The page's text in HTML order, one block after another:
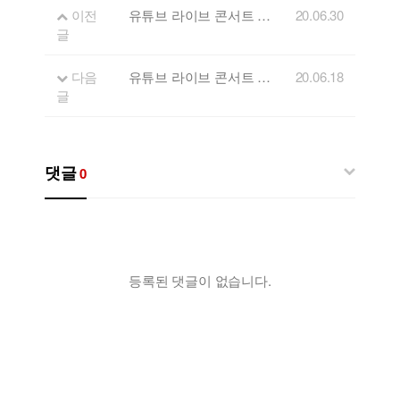
이전
글
유튜브 라이브 콘서트 'FLL' 두번째 게스트 - 모던다락방 20.06.30
다음
글
유튜브 라이브 콘서트 'FLL' 첫 게스트 - 애프터스쿨 이영! 20.06.18
댓글0
등록된 댓글이 없습니다.